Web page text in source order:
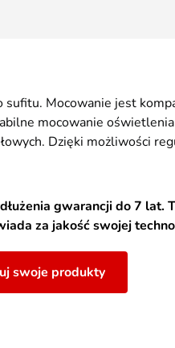
Mocowanie jest
mocowanie
Dzięki możliwości
gwarancji do 7
za jakość swojej
swoje produkty